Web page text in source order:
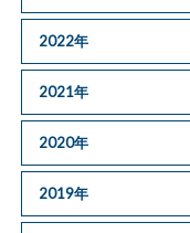
2022年
2021年
2020年
2019年